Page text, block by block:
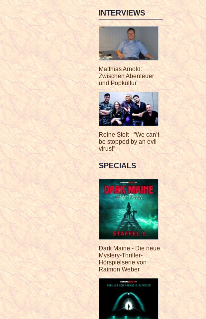
INTERVIEWS
Matthias Arnold:
Zwischen Abenteuer
und Popkultur
Roine Stolt - "We can’t
be stopped by an evil
virus!"
SPECIALS
Dark Maine - Die neue
Mystery-Thriller-
Hörspielserie von
Raimon Weber